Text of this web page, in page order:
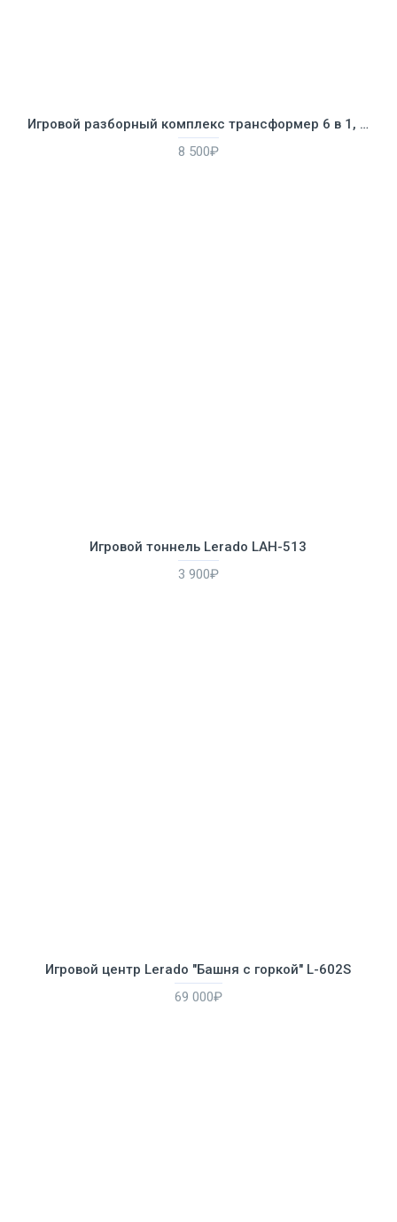
Игровой разборный комплекс трансформер 6 в 1, для детей от 1 до 4 лет
8 500₽
Игровой тоннель Lerado LAH-513
3 900₽
Игровой центр Lerado "Башня с горкой" L-602S
69 000₽